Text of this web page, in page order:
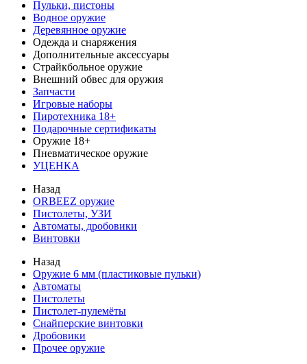
Пульки, пистоны
Водное оружие
Деревянное оружие
Одежда и снаряжения
Дополнительные аксессуары
Страйкбольное оружие
Внешний обвес для оружия
Запчасти
Игровые наборы
Пиротехника 18+
Подарочные сертификаты
Оружие 18+
Пневматическое оружие
УЦЕНКА
Назад
ORBEEZ оружие
Пистолеты, УЗИ
Автоматы, дробовики
Винтовки
Назад
Оружие 6 мм (пластиковые пульки)
Автоматы
Пистолеты
Пистолет-пулемёты
Снайперские винтовки
Дробовики
Прочее оружие